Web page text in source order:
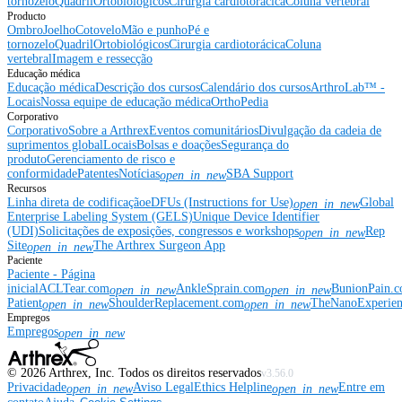
Producto
OmbroJoelhoCotoveloMão e punhoPé e
tornozeloQuadrilOrtobiológicosCirurgia cardiotorácicaColuna
vertebralImagem e ressecção
Educação médica
Educação médicaDescrição dos cursosCalendário dos cursosArthroLab™ -
LocaisNossa equipe de educação médicaOrthoPedia
Corporativo
CorporativoSobre a ArthrexEventos comunitáriosDivulgação da cadeia de
suprimentos globalLocaisBolsas e doaçõesSegurança do
produtoGerenciamento de risco e
conformidadePatentesNotíciasopen_in_newSBA Support
Recursos
Linha direta de codificaçãoeDFUs (Instructions for Use)open_in_newGlobal
Enterprise Labeling System (GELS)Unique Device Identifier
(UDI)Solicitações de exposições, congressos e workshopsopen_in_newRep
Siteopen_in_newThe Arthrex Surgeon App
Paciente
Paciente - Página
inicialACLTear.comopen_in_newAnkleSprain.comopen_in_new
Patientopen_in_newShoulderReplacement.comopen_in_new
Empregos
Empregosopen_in_new
© 2026 Arthrex, Inc. Todos os direitos reservadosv3.56.0
Privacidadeopen_in_newAviso LegalEthics Helplineopen_in_newEntre em